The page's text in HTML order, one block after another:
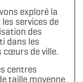
exploré la
services de
des
dans les
cœurs de ville.
centres
taille moyenne